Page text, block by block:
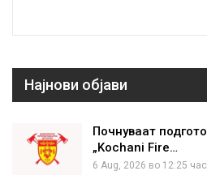
Најнови објави
Почнуваат
„Kochani Fire…
6 Aug, 2026 во 12:25